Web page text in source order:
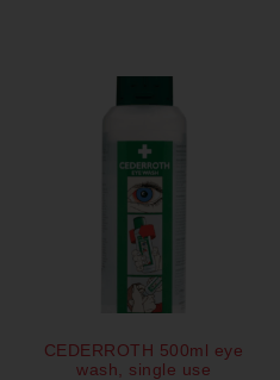
CEDERROTH 500ml eye
wash, single use